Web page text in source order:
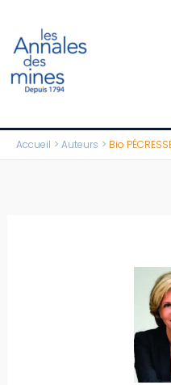
contenu
Accueil Auteurs Bio